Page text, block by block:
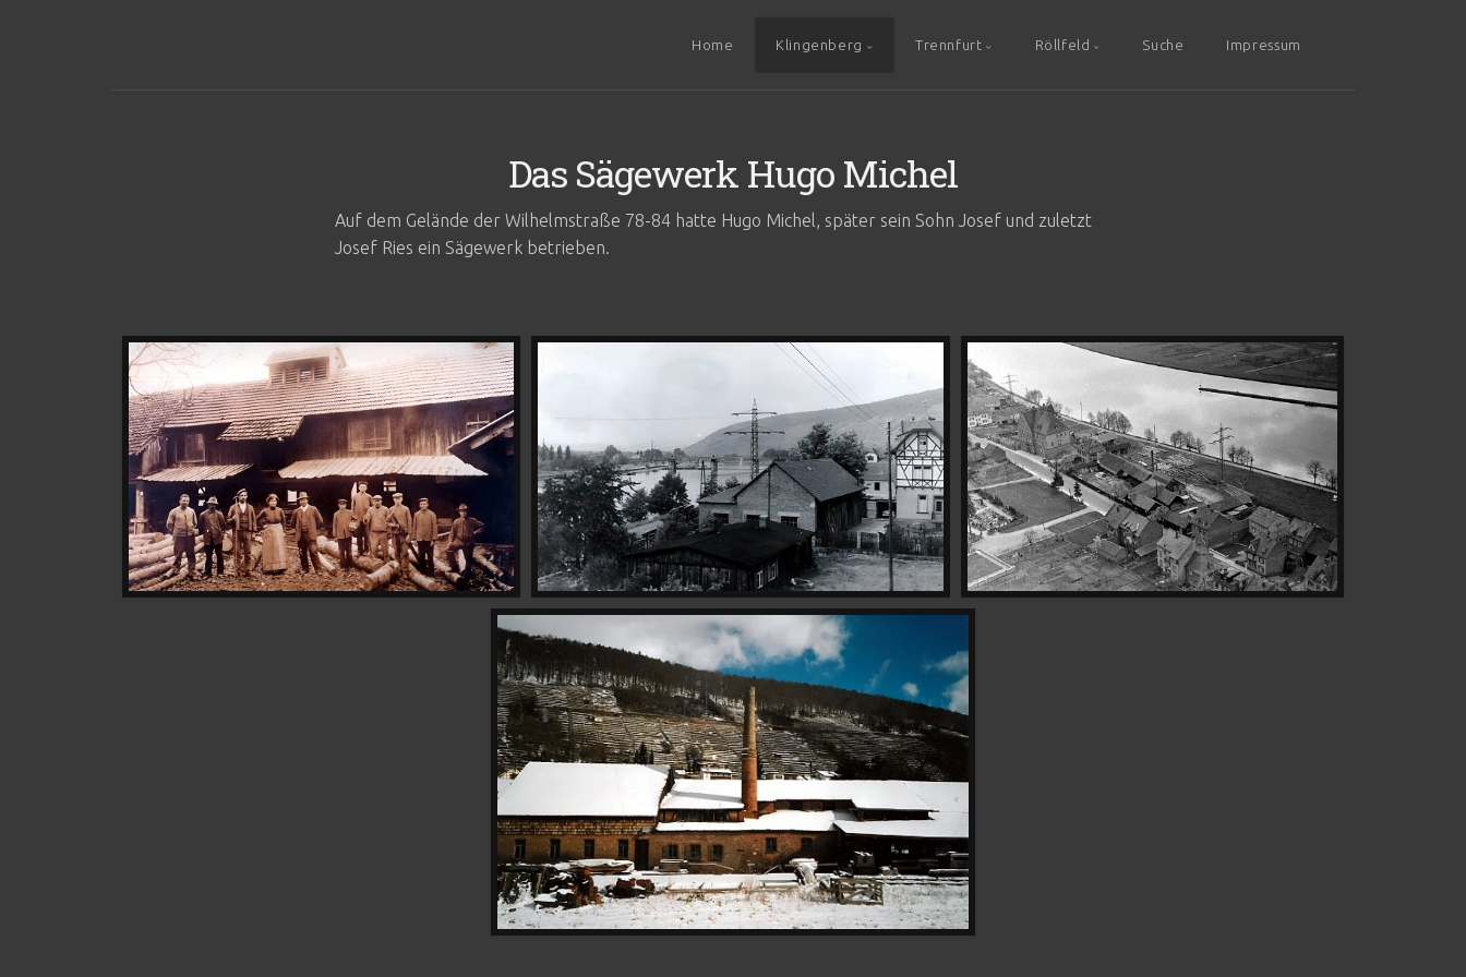
Home Klingenberg Trennfurt Röllfeld Suche Impressum
Das Sägewerk Hugo Michel
Auf dem Gelände der Wilhelmstraße 78-84 hatte Hugo Michel, später sein Sohn Josef und zuletzt
Josef Ries ein Sägewerk betrieben.